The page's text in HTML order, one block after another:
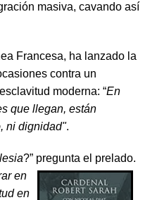
masiva, cavando así
Francesa, ha lanzado la
contra un
moderna: “En
que llegan, están
ni dignidad".
?” pregunta el prelado.
en
en